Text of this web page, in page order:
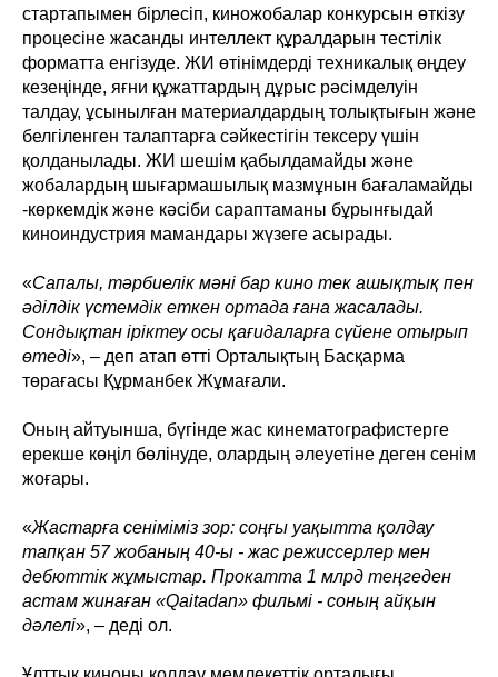
стартапымен бірлесіп, киножобалар конкурсын өткізу
процесіне жасанды интеллект құралдарын тестілік
форматта енгізуде. ЖИ өтінімдерді техникалық өңдеу
кезеңінде, яғни құжаттардың дұрыс рәсімделуін
талдау, ұсынылған материалдардың толықтығын және
белгіленген талаптарға сәйкестігін тексеру үшін
қолданылады. ЖИ шешім қабылдамайды және
жобалардың шығармашылық мазмұнын бағаламайды
-көркемдік және кәсіби сараптаманы бұрынғыдай
киноиндустрия мамандары жүзеге асырады.
«Сапалы, тәрбиелік мәні бар кино тек ашықтық пен
әділдік үстемдік еткен ортада ғана жасалады.
Сондықтан іріктеу осы қағидаларға сүйене отырып
өтеді», – деп атап өтті Орталықтың Басқарма
төрағасы Құрманбек Жұмағали.
Оның айтуынша, бүгінде жас кинематографистерге
ерекше көңіл бөлінуде, олардың әлеуетіне деген сенім
жоғары.
«Жастарға сеніміміз зор: соңғы уақытта қолдау
тапқан 57 жобаның 40-ы - жас режиссерлер мен
дебюттік жұмыстар. Прокатта 1 млрд теңгеден
астам жинаған «Qaitadan» фильмі - соның айқын
дәлелі», – деді ол.